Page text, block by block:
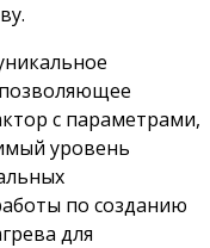
с параметрами,
уровень
по созданию
для